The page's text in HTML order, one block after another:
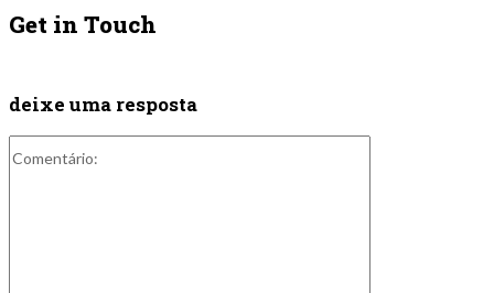
Get in Touch
deixe uma resposta